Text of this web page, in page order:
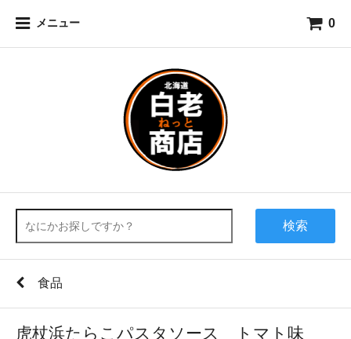
メニュー 0
検索
食品
虎杖浜たらこパスタソース トマト味